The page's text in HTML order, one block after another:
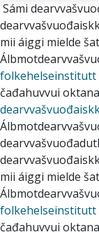
Sámi
mii áiggi mielde
folkehelseinstitutt
čađahuvvui
mii áiggi mielde
folkehelseinstitutt
čađahuvvui